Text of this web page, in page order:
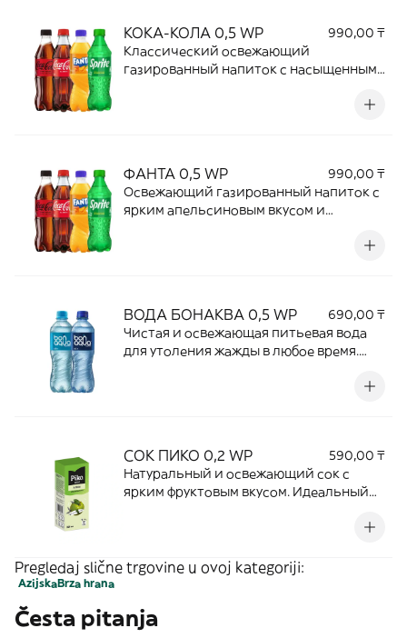
КОКА-КОЛА 0,5 WP
990,00 ₸
Классический освежающий
газированный напиток с насыщенным
ФАНТА 0,5 WP
990,00 ₸
Освежающий газированный напиток с
ярким апельсиновым вкусом и
ВОДА БОНАКВА 0,5 WP
690,00 ₸
Чистая и освежающая питьевая вода
для утоления жажды в любое время.
качестве дополнения к любому блюду.
СОК ПИКО 0,2 WP
590,00 ₸
Натуральный и освежающий сок с
ярким фруктовым вкусом. Идеальный
отлично дополняет блюда и помогает
Pregledaj slične trgovine u ovoj kategoriji:
AzijskaBrza hrana
Česta pitanja